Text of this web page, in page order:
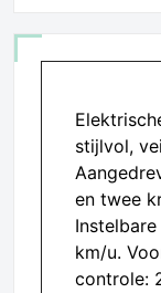
stijlvol,
en twee
km/u.
controle: